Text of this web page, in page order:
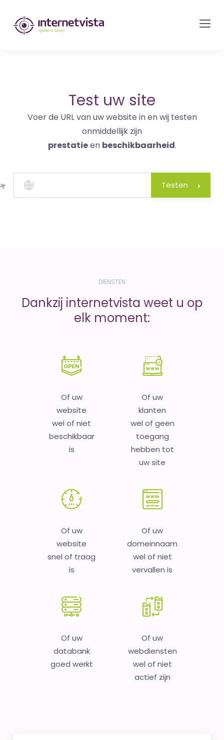
internetvista
monitoring
en
internetdiensten
Uptime
is
money
Test uw site
Voer de URL van uw website in en wij testen
onmiddellijk zijn
prestatieen beschikbaarheid.
Testen
DIENSTEN
Dankzij internetvista weet u op
elk moment:
Of uw
website
wel of niet
beschikbaar
is
Of uw
klanten
wel of geen
toegang
hebben tot
uw site
Of uw
website
snel of traag
is
Of uw
domeinnaam
wel of niet
vervallen is
Of uw
databank
goed werkt
Of uw
webdiensten
wel of niet
actief zijn